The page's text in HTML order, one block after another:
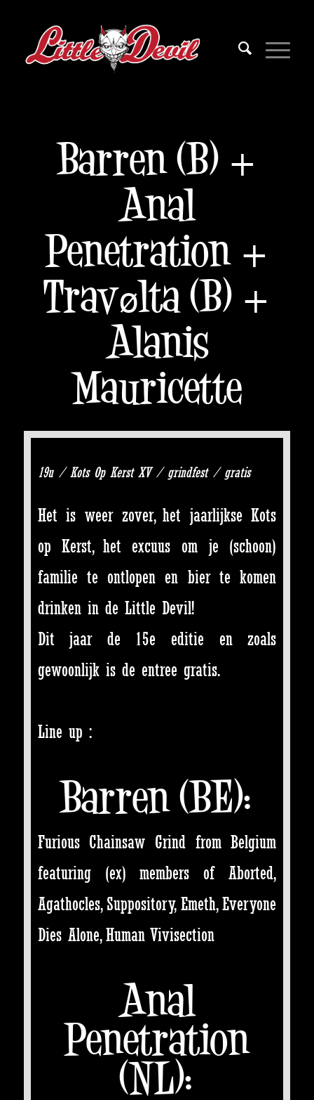
Barren (B) +
Anal
Penetration +
Travølta (B) +
Alanis
Mauricette
19u / Kots Op Kerst XV / grindfest / gratis
Het is weer zover, het jaarlijkse Kots
op Kerst, het excuus om je (schoon)
familie te ontlopen en bier te komen
drinken in de Little Devil!
Dit jaar de 15e editie en zoals
gewoonlijk is de entree gratis.
Line up :
Barren (BE):
Furious Chainsaw Grind from Belgium
featuring (ex) members of Aborted,
Agathocles, Suppository, Emeth, Everyone
Dies Alone, Human Vivisection
Anal
Penetration
(NL):